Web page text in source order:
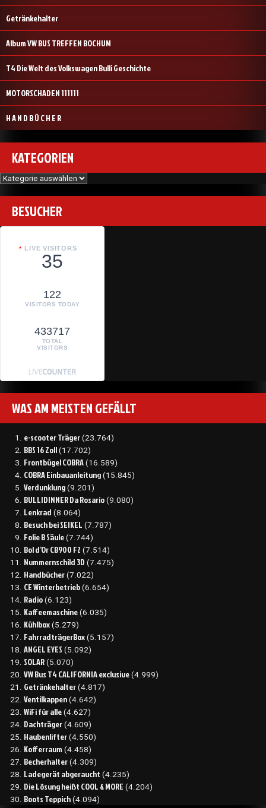
Getränkehalter
Album VW BUS TREFFEN BOCHUM
T4 Die Welt des Volkswagen Bulli Geschichte
MOTORSCHADEN 111111
H A N D B Ü C H E R
KATEGORIEN
Kategorien
BESUCHER
LIVE VISITORS
35
122
VISITORS TODAY
433717
TOTAL
VISITORS
WAS AM MEISTEN GEFÄLLT
e-scooter Träger (23.764)
BBS 16 Zoll (17.702)
Frontbügel COBRA (16.589)
COBRA Einbauanleitung (15.845)
Verdunklung (9.201)
BULLIDINNER Da Rosario (9.080)
Lenkrad (8.064)
Besuch bei SEIKEL (7.787)
Folie B Säule (7.744)
Bol d’Or CB900 F2 (7.514)
Nummernschild 3D (7.475)
Handbücher (7.022)
CE Winterbetrieb (6.654)
Radio (6.123)
Kaffeemaschine (6.035)
Kühlbox (5.279)
FahrradträgerBox (5.157)
ANGEL EYES (5.092)
SOLAR (5.070)
VW Bus T4 CALIFORNIA exclusive (4.999)
Getränkehalter (4.817)
Ventilkappen (4.642)
WiFi für alle (4.627)
Dachträger (4.609)
Haubenlifter (4.550)
Kofferraum (4.458)
Becherhalter (4.309)
Ladegerät abgeraucht (4.235)
Die Lösung heißt COOL & MORE (4.204)
Boots Teppich (4.094)